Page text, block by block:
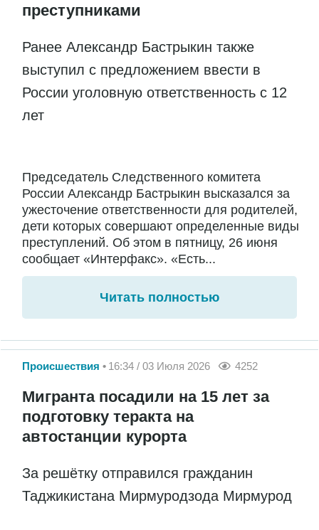
преступниками
Ранее Александр Бастрыкин также
выступил с предложением ввести в
России уголовную ответственность с 12
лет
Председатель Следственного комитета
России Александр Бастрыкин высказался за
ужесточение ответственности для родителей,
дети которых совершают определенные виды
преступлений. Об этом в пятницу, 26 июня
сообщает «Интерфакс». «Есть...
Читать полностью
Происшествия 16:34 / 03 Июля 2026 4252
Мигранта посадили на 15 лет за
подготовку теракта на
автостанции курорта
За решётку отправился гражданин
Таджикистана Мирмуродзода Мирмурод